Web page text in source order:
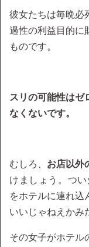
彼女たちは毎晩必
過性の利益目的に
ものです。
スリの可能性はゼ
なくないです。
むしろ、 お店以外
けましょう。つ
をホテルに連れ込
いいじゃねえかみ
その女子がホテル